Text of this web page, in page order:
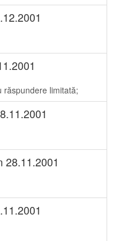
răspundere limitată;